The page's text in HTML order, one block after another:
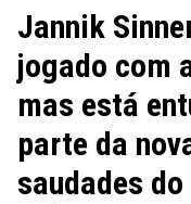
Jannik
jogado com
mas está
parte da
saudades